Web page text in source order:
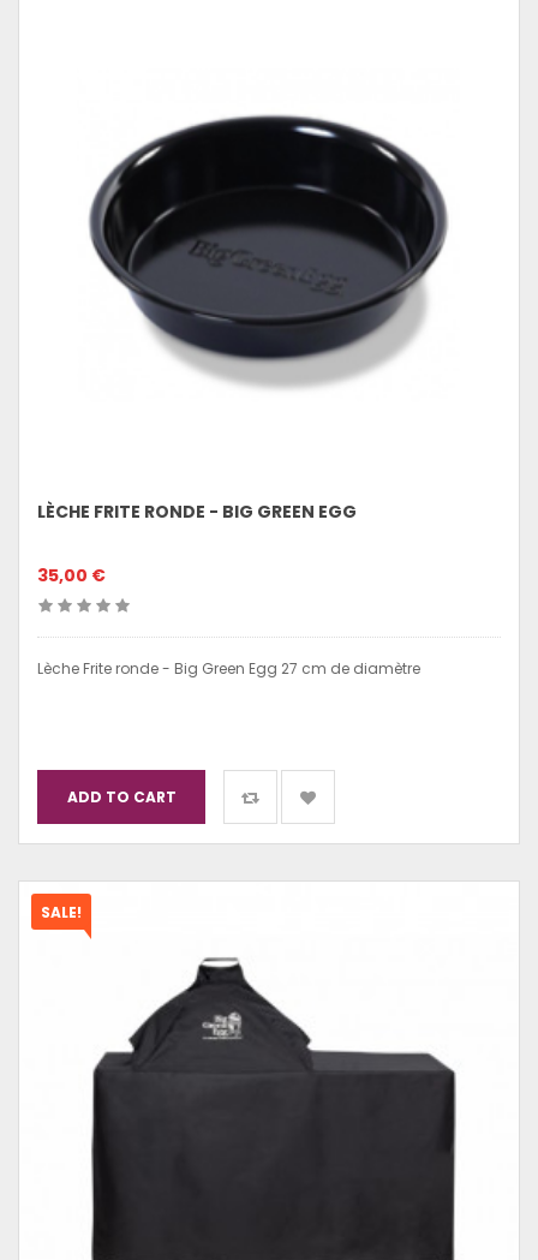
LÈCHE FRITE RONDE - BIG GREEN EGG
35,00 €
Lèche Frite ronde - Big Green Egg 27 cm de diamètre
ADD TO CART
SALE!